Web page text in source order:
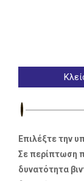
Επιλέξτε την
Σε περίπτωση
δυνατότητα